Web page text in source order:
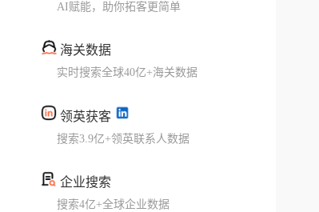
AI赋能，助你拓客更简单
海关数据
实时搜索全球40亿+海关数据
领英获客
搜索3.9亿+领英联系人数据
企业搜索
搜索4亿+全球企业数据